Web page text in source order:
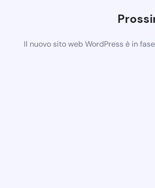
Il nuovo sito web WordPress è in